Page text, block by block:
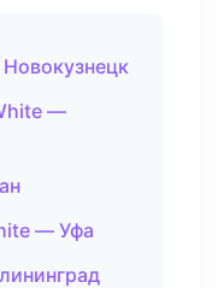
—
— Уфа